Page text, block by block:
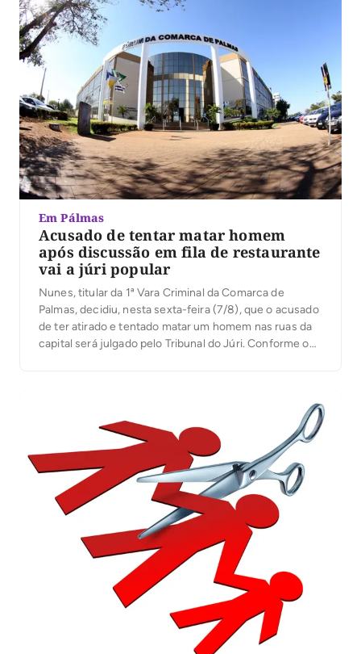
Em Pálmas
Acusado de tentar matar homem
após discussão em fila de restaurante
vai a júri popular
Nunes, titular da 1ª Vara Criminal da Comarca de
Palmas, decidiu, nesta sexta-feira (7/8), que o acusado
de ter atirado e tentado matar um homem nas ruas da
capital será julgado pelo Tribunal do Júri. Conforme o